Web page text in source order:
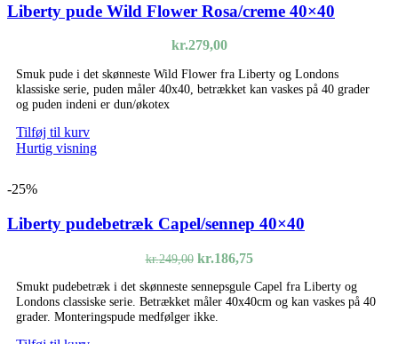
Liberty pude Wild Flower Rosa/creme 40×40
kr.279,00
Smuk pude i det skønneste Wild Flower fra Liberty og Londons
klassiske serie, puden måler 40x40, betrækket kan vaskes på 40 grader
og puden indeni er dun/økotex
Tilføj til kurv
Hurtig visning
-25%
Liberty pudebetræk Capel/sennep 40×40
kr.249,00 Den
pris
var:
kr.249,00.
kr.186,75Den
pris
er:
Smukt pudebetræk i det skønneste sennepsgule Capel fra Liberty og
Londons classiske serie. Betrækket måler 40x40cm og kan vaskes på 40
grader. Monteringspude medfølger ikke.